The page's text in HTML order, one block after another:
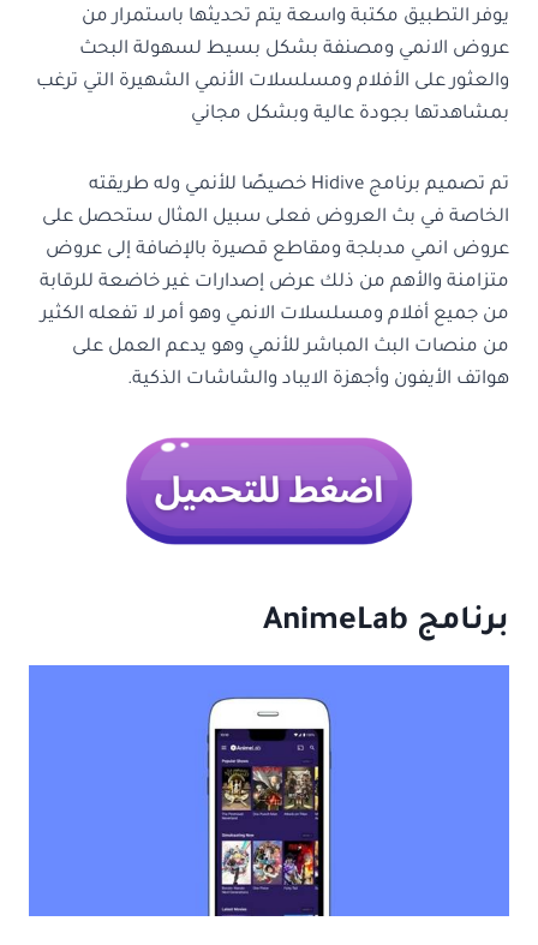
يوفر التطبيق مكتبة واسعة يتم تحديثها باستمرار من
عروض الانمي ومصنفة بشكل بسيط لسهولة البحث
والعثور على الأفلام ومسلسلات الأنمي الشهيرة التي ترغب
بمشاهدتها بجودة عالية وبشكل مجاني
تم تصميم برنامج Hidive خصيصًا للأنمي وله طريقته
الخاصة في بث العروض فعلى سبيل المثال ستحصل على
عروض انمي مدبلجة ومقاطع قصيرة بالإضافة إلى عروض
متزامنة والأهم من ذلك عرض إصدارات غير خاضعة للرقابة
من جميع أفلام ومسلسلات الانمي وهو أمر لا تفعله الكثير
من منصات البث المباشر للأنمي وهو يدعم العمل على
هواتف الأيفون وأجهزة الايباد والشاشات الذكية.
برنامج AnimeLab